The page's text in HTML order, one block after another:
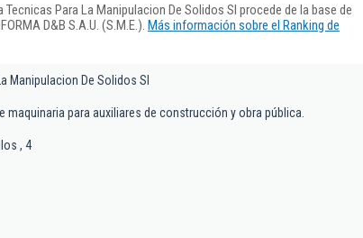
Para La Manipulacion De Solidos Sl procede de la base de
D&B S.A.U. (S.M.E.). Más información sobre el Ranking de
Manipulacion De Solidos Sl
maquinaria para auxiliares de construcción y obra pública.
, 4